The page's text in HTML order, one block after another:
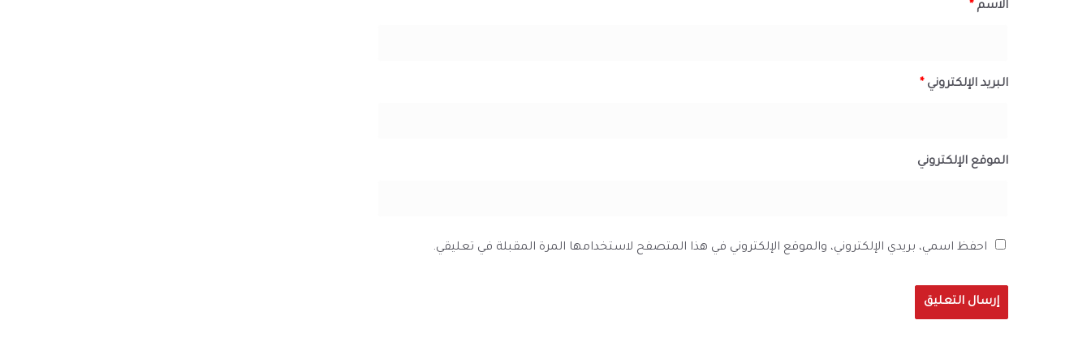
الاسم *
البريد الإلكتروني *
الموقع الإلكتروني
احفظ اسمي، بريدي الإلكتروني، والموقع الإلكتروني في هذا المتصفح لاستخدامها المرة المقبلة في تعليقي.